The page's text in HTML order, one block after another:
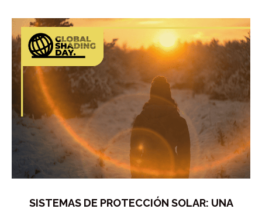
SISTEMAS DE PROTECCIÓN SOLAR: UNA